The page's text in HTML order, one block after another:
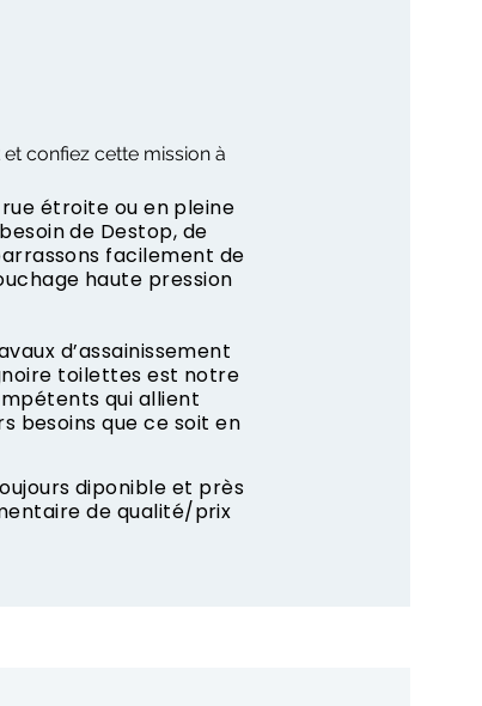
confiez cette mission à
étroite ou en pleine
de Destop, de
facilement de
haute pression
d’assainissement
toilettes est notre
qui allient
besoins que ce soit en
diponible et près
de qualité/prix